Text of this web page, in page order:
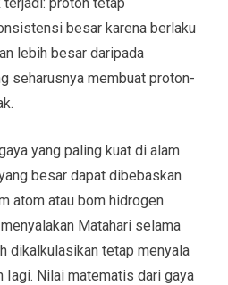
besar karena berlaku
lebih besar daripada
seharusnya membuat proton-
yang paling kuat di alam
besar dapat dibebaskan
atom atau bom hidrogen.
Matahari selama
dikalkulasikan tetap menyala
Iagi. Nilai matematis dari gaya